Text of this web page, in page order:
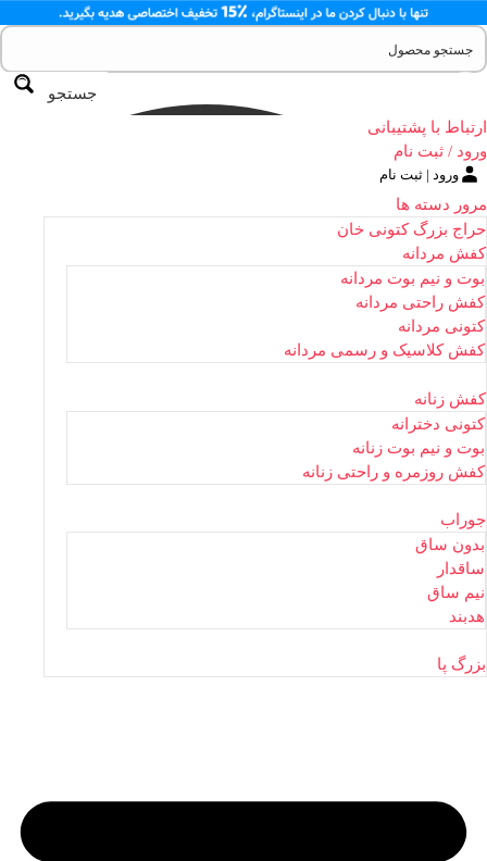
جستجو
ارتباط با پشتیبانی
ورود / ثبت نام
ورود | ثبت نام
مرور دسته ها
حراج بزرگ کتونی خان
کفش مردانه
بوت و نیم بوت مردانه
کفش راحتی مردانه
کتونی مردانه
کفش کلاسیک و رسمی مردانه
کفش زنانه
کتونی دخترانه
بوت و نیم بوت زنانه
کفش روزمره و راحتی زنانه
جوراب
بدون ساق
ساقدار
نیم ساق
هدبند
بزرگ پا